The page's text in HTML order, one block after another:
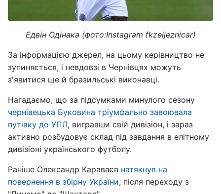
Едвін Одінака (фото:Instagram fkzeljeznicar)
За інформацією джерел, на цьому керівництво не
зупиняється, і невдовзі в Чернівцях можуть
з'явитися ще й бразильські виконавці.
Нагадаємо, що за підсумками минулого сезону
чернівецька Буковина тріумфально завоювала
путівку до УПЛ, вигравши свій дивізіон, і зараз
активно розбудовує склад під завдання в елітному
дивізіоні українського футболу.
Раніше Олександр Караваєв натякнув на
повернення в збірну України, після переходу з